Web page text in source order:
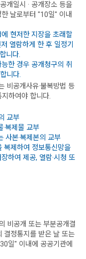
개일시 · 공개장소 등을
날로부터 "10일" 이내
현저한 지장을 초래할
열람하게 한 후 일정기
니다.
한 경우 공개청구의 취
니다.
비공개사유·불복방법 등
하여야 합니다.
교부
·복제물 교부
사본·복제본의 교부
복제하여 정보통신망을
하여 제공, 열람·시청 또
비공개 또는 부분공개결
결정통지를 받은 날 또는
일" 이내에 공공기관에